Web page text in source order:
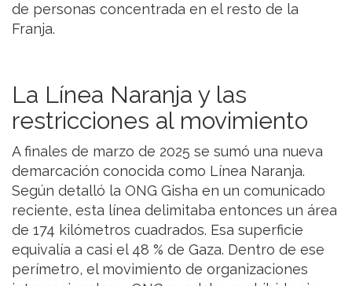
de personas concentrada en el resto de la
Franja.
La Línea Naranja y las
restricciones al movimiento
A finales de marzo de 2025 se sumó una nueva
demarcación conocida como Línea Naranja.
Según detalló la ONG Gisha en un comunicado
reciente, esta línea delimitaba entonces un área
de 174 kilómetros cuadrados. Esa superficie
equivalía a casi el 48 % de Gaza. Dentro de ese
perímetro, el movimiento de organizaciones